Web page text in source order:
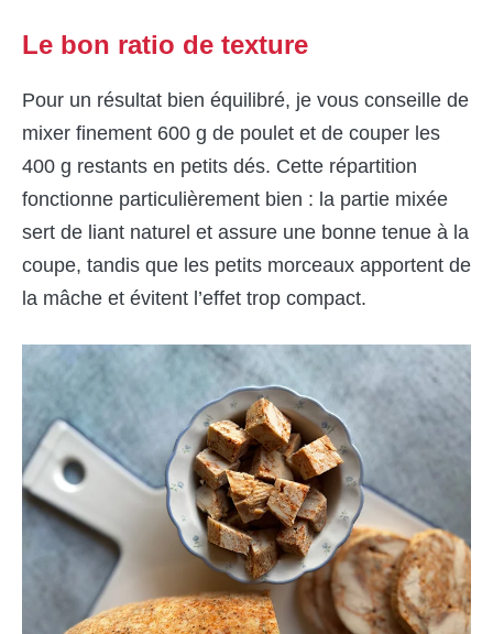
Le bon ratio de texture
Pour un résultat bien équilibré, je vous conseille de
mixer finement 600 g de poulet et de couper les
400 g restants en petits dés. Cette répartition
fonctionne particulièrement bien : la partie mixée
sert de liant naturel et assure une bonne tenue à la
coupe, tandis que les petits morceaux apportent de
la mâche et évitent l’effet trop compact.